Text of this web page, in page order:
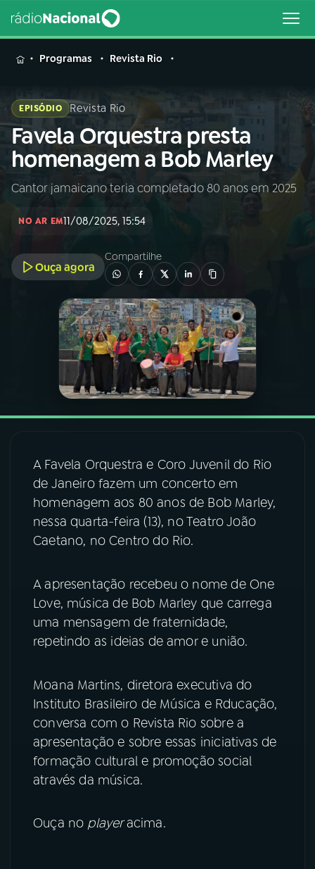
MENU
Buscar
na
Rádio
Nacional
Buscar
01INÍCIO
A RÁDIO
PROGRAMAÇÃO
PROGRAMAS
06VIDEOCASTS
ÚLTIMAS
08FESTIVAL DE MÚSICA
ACOMPANHE A RÁDIO NACIONAL
Instagram X
TikTok
Programas Revista Rio
EPISÓDIO Revista Rio
Favela Orquestra presta
homenagem a Bob Marley
Cantor jamaicano teria completado 80 anos em 2025
NO AR EM11/08/2025, 15:54
Ouça agora
Compartilhe
A Favela Orquestra e Coro Juvenil do Rio
de Janeiro fazem um concerto em
homenagem aos 80 anos de Bob Marley,
nessa quarta-feira (13), no Teatro João
Caetano, no Centro do Rio.
A apresentação recebeu o nome de One
Love, música de Bob Marley que carrega
uma mensagem de fraternidade,
repetindo as ideias de amor e união.
Moana Martins, diretora executiva do
Instituto Brasileiro de Música e Rducação,
conversa com o Revista Rio sobre a
apresentação e sobre essas iniciativas de
formação cultural e promoção social
através da música.
Ouça no playeracima.